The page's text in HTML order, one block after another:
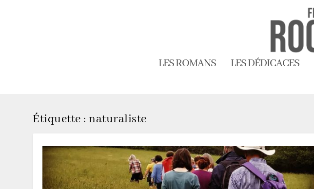
LES ROMANS LES DÉDICACES
Étiquette :naturaliste